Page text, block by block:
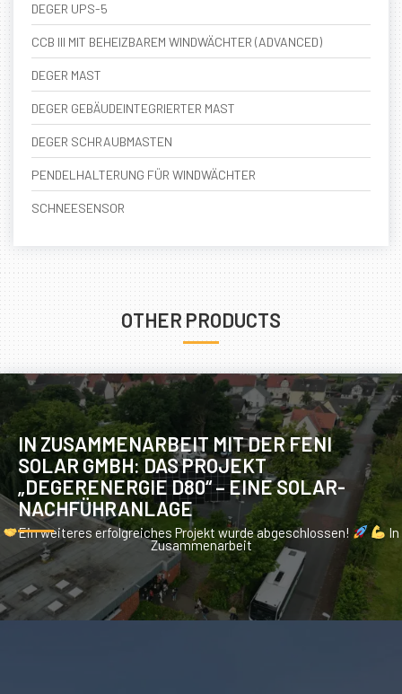
DEGER UPS-5
CCB III MIT BEHEIZBAREM WINDWÄCHTER (ADVANCED)
DEGER MAST
DEGER GEBÄUDEINTEGRIERTER MAST
DEGER SCHRAUBMASTEN
PENDELHALTERUNG FÜR WINDWÄCHTER
SCHNEESENSOR
OTHER PRODUCTS
IN ZUSAMMENARBEIT MIT DER FENI
SOLAR GMBH: DAS PROJEKT
„DEGERENERGIE D80“ – EINE SOLAR-
NACHFÜHRANLAGE
Ein weiteres erfolgreiches Projekt wurde abgeschlossen!
In
Zusammenarbeit